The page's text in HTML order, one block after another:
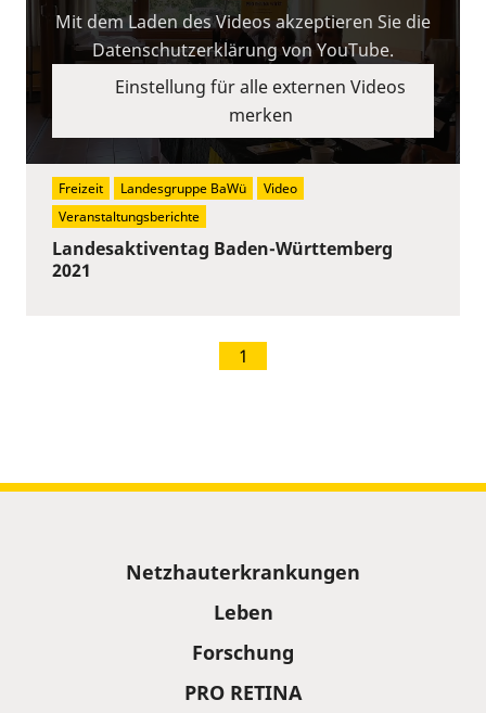
Landesaktiventag Baden-Württemberg
2021
Mit dem Laden des Videos akzeptieren Sie die
Datenschutzerklärung von YouTube.
Einstellung für alle externen Videos
merken
Freizeit Landesgruppe BaWü
Video
Veranstaltungsberichte
1
Netzhauterkrankungen
Leben
Forschung
PRO RETINA